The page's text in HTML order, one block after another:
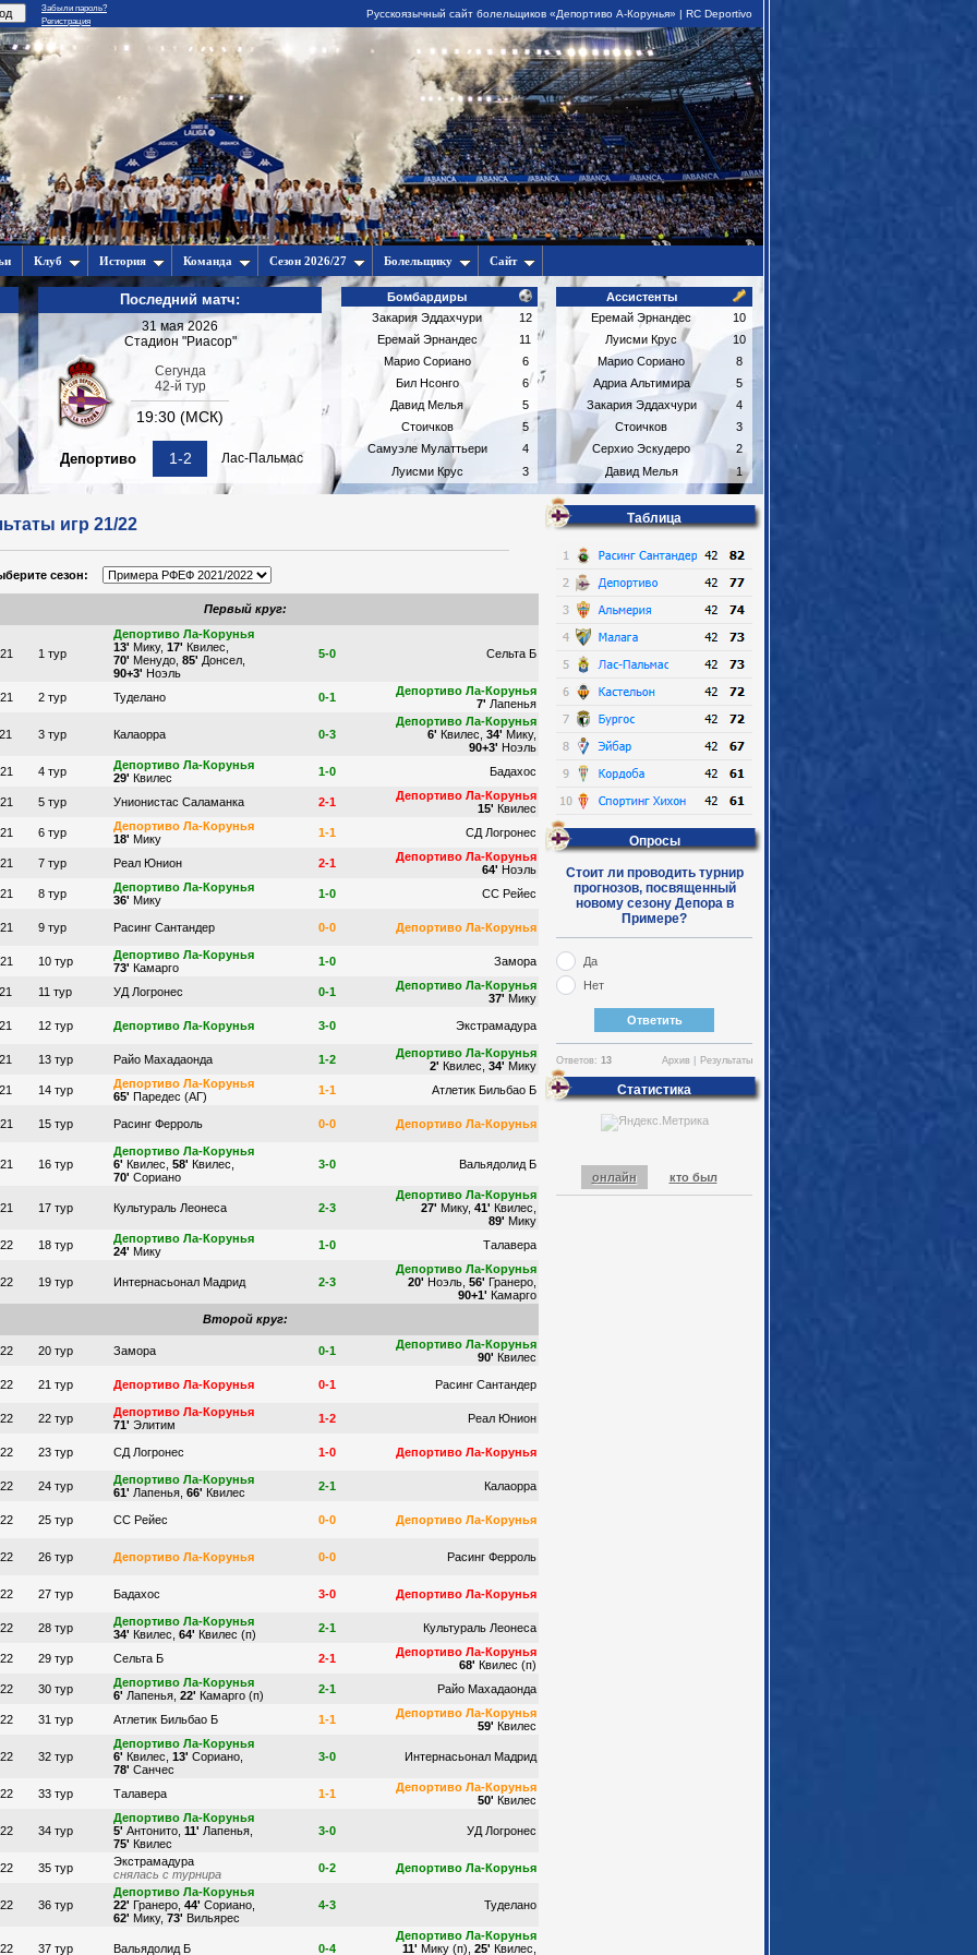
Забыли пароль?
Регистрация
Русскоязычный сайт болельщиков «Депортиво А-Корунья» | RC Deportivo
Клуб История Команда Сезон 2026/27 Болельщику Сайт
Последний матч:
31 мая 2026
Стадион "Риасор"
Сегунда
42-й тур
19:30 (МСК)
Депортиво Лас-Пальмас
1-2
Бомбардиры
Закария Эддахчури
12
Еремай Эрнандес
11
Марио Сориано
6
Бил Нсонго
6
Давид Мелья
5
Стоичков
5
Самуэле Мулаттьери
4
Луисми Крус
3
Ассистенты
Еремай Эрнандес
10
Луисми Крус
10
Марио Сориано
8
Адриа Альтимира
5
Закария Эддахчури
4
Стоичков
3
Серхио Эскудеро
2
Давид Мелья
1
игр 21/22
сезон:
Первый круг:
1 тур
Депортиво Ла-Корунья
13' Мику, 17' Квилес,
70' Менудо, 85' Донсел,
90+3' Ноэль
5-0 Сельта Б
2 тур Туделано 0-1
Депортиво Ла-Корунья
7' Лапенья
3 тур Калаорра 0-3
Депортиво Ла-Корунья
6' Квилес, 34' Мику,
90+3' Ноэль
4 тур
Депортиво Ла-Корунья
29' Квилес 1-0 Бадахос
5 тур Унионистас Саламанка 2-1
Депортиво Ла-Корунья
15' Квилес
6 тур
Депортиво Ла-Корунья
18' Мику 1-1 СД Логронес
7 тур Реал Юнион 2-1
Депортиво Ла-Корунья
64' Ноэль
8 тур
Депортиво Ла-Корунья
36' Мику 1-0 СС Рейес
9 тур Расинг Сантандер 0-0 Депортиво Ла-Корунья
10 тур
Депортиво Ла-Корунья
73' Камарго 1-0 Замора
11 тур УД Логронес 0-1
Депортиво Ла-Корунья
37' Мику
12 тур Депортиво Ла-Корунья 3-0 Экстрамадура
13 тур Райо Махадаонда 1-2
Депортиво Ла-Корунья
2' Квилес, 34' Мику
14 тур
Депортиво Ла-Корунья
65' Паредес (АГ) 1-1 Атлетик Бильбао Б
15 тур Расинг Ферроль 0-0 Депортиво Ла-Корунья
16 тур
Депортиво Ла-Корунья
6' Квилес, 58' Квилес,
70' Сориано
3-0 Вальядолид Б
17 тур Культураль Леонеса 2-3
Депортиво Ла-Корунья
27' Мику, 41' Квилес,
89' Мику
18 тур
Депортиво Ла-Корунья
24' Мику 1-0 Талавера
19 тур Интернасьонал Мадрид 2-3
Депортиво Ла-Корунья
20' Ноэль, 56' Гранеро,
90+1' Камарго
Второй круг:
20 тур Замора 0-1
Депортиво Ла-Корунья
90' Квилес
21 тур Депортиво Ла-Корунья 0-1 Расинг Сантандер
22 тур
Депортиво Ла-Корунья
71' Элитим 1-2 Реал Юнион
23 тур СД Логронес 1-0 Депортиво Ла-Корунья
24 тур
Депортиво Ла-Корунья
61' Лапенья, 66' Квилес 2-1 Калаорра
25 тур СС Рейес 0-0 Депортиво Ла-Корунья
26 тур Депортиво Ла-Корунья 0-0 Расинг Ферроль
27 тур Бадахос 3-0 Депортиво Ла-Корунья
28 тур
Депортиво Ла-Корунья
34' Квилес, 64' Квилес (п) 2-1 Культураль Леонеса
29 тур Сельта Б 2-1
Депортиво Ла-Корунья
68' Квилес (п)
30 тур
Депортиво Ла-Корунья
6' Лапенья, 22' Камарго (п) 2-1 Райо Махадаонда
31 тур Атлетик Бильбао Б 1-1
Депортиво Ла-Корунья
59' Квилес
32 тур
Депортиво Ла-Корунья
6' Квилес, 13' Сориано,
78' Санчес
3-0 Интернасьонал Мадрид
33 тур Талавера 1-1
Депортиво Ла-Корунья
50' Квилес
34 тур
Депортиво Ла-Корунья
5' Антонито, 11' Лапенья,
75' Квилес
3-0 УД Логронес
35 тур
Экстрамадура
снялась с турнира
0-2 Депортиво Ла-Корунья
36 тур
Депортиво Ла-Корунья
22' Гранеро, 44' Сориано,
62' Мику, 73' Вильярес
4-3 Туделано
37 тур Вальядолид Б 0-4
Депортиво Ла-Корунья
11' Мику (п), 25' Квилес,
Таблица
Опросы
Стоит ли проводить турнир
прогнозов, посвященный
новому сезону Депора в
Примере?
Да
Нет
Ответов: 13 Результаты
Архив
Статистика
онлайн кто был